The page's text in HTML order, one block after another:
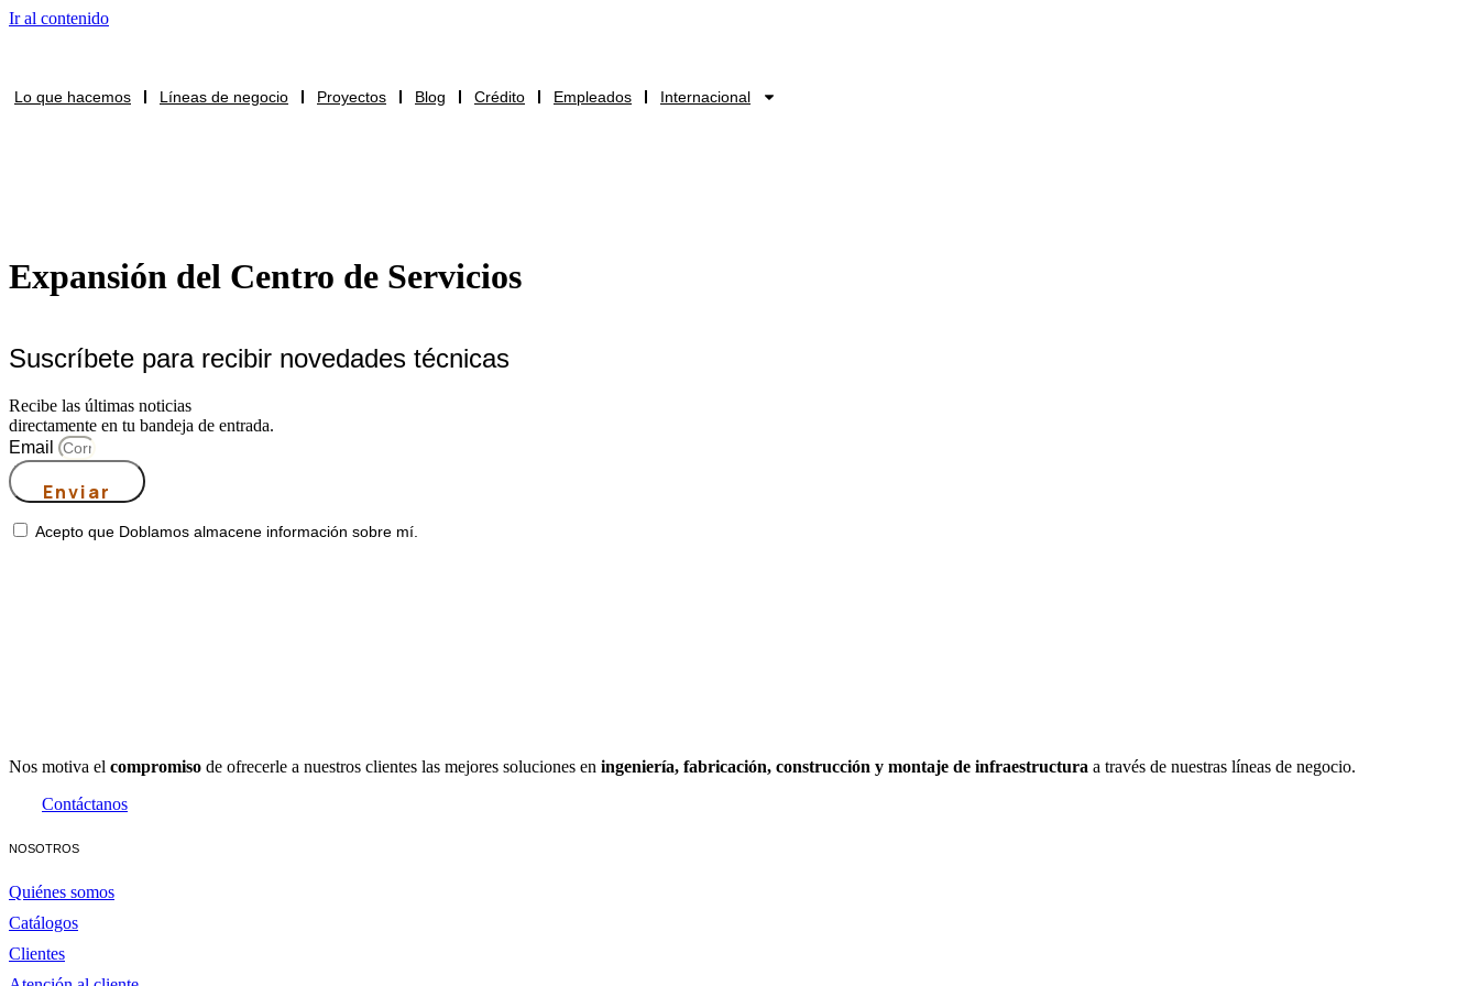
Ir al contenido
Lo que hacemos Líneas de negocio Proyectos Blog Crédito Empleados Internacional
Expansión del Centro de Servicios
Suscríbete para recibir novedades técnicas
Recibe las últimas noticias
directamente en tu bandeja de entrada.
Email
Acepto que Doblamos almacene información sobre mí.
Enviar
Nos motiva el compromiso de ofrecerle a nuestros clientes las mejores soluciones en ingeniería, fabricación, construcción y montaje de infraestructura a través de nuestras líneas de negocio.
Contáctanos
NOSOTROS
Quiénes somos
Catálogos
Clientes